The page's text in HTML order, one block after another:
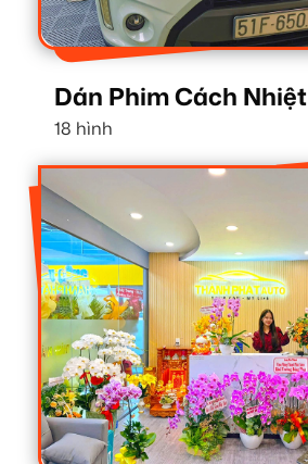
Dán Phim Cách Nhiệt
18 hình